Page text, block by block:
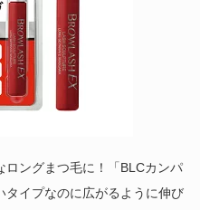
ングまつ毛に！「BLCカンパ
タイプなのに広がるように伸び